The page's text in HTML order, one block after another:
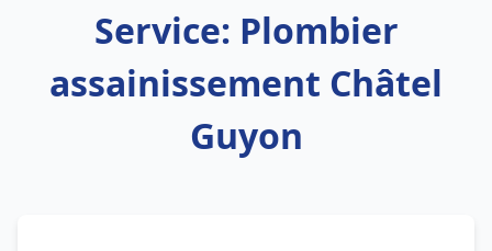
Service: Plombier
assainissement Châtel
Guyon